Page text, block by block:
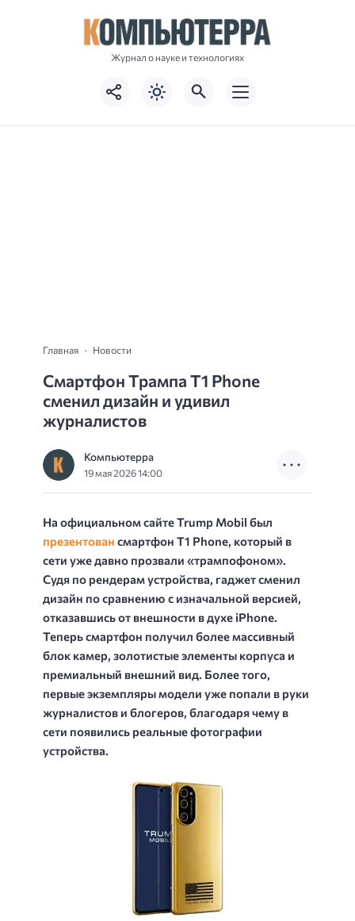
Журнал о науке и технологиях
Главная Новости
Смартфон Трампа T1 Phone
сменил дизайн и удивил
журналистов
Компьютерра
19 мая 2026 14:00
На официальном сайте Trump Mobil был
презентован смартфон T1 Phone, который в
сети уже давно прозвали «трампофоном».
Судя по рендерам устройства, гаджет сменил
дизайн по сравнению с изначальной версией,
отказавшись от внешности в духе iPhone.
Теперь смартфон получил более массивный
блок камер, золотистые элементы корпуса и
премиальный внешний вид. Более того,
первые экземпляры модели уже попали в руки
журналистов и блогеров, благодаря чему в
сети появились реальные фотографии
устройства.